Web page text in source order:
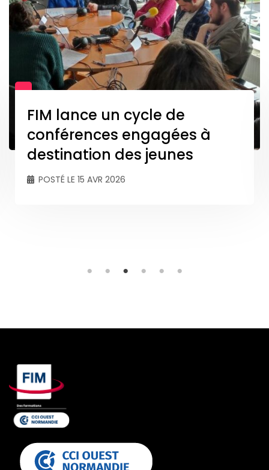
Retour sur la semaine de la
création d’entreprise au FIM
CCI Cherbourg
POSTÉ LE 31 MAR 2026